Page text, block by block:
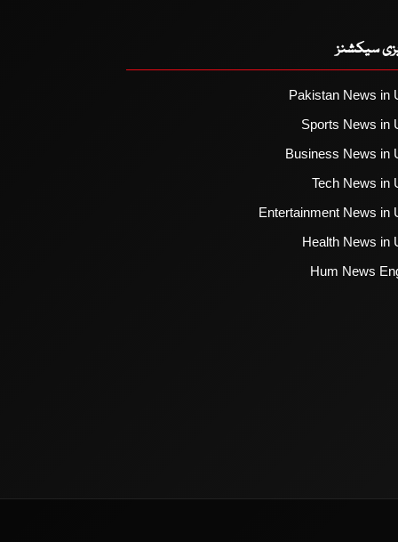
سیکشنز
Pakistan News in
Sports News in
Business News in
Tech News in
Entertainment News in
Health News in
Hum News